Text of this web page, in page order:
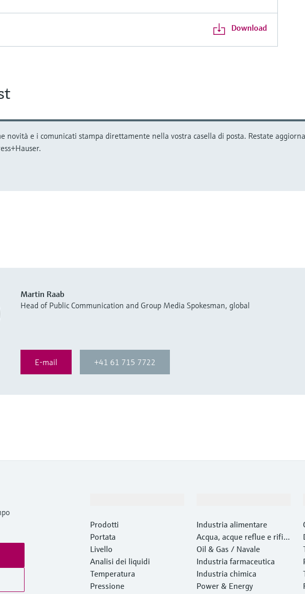
Download
novità e i comunicati stampa direttamente nella vostra casella di posta. Restate
Martin Raab
Head of Public Communication and Group Media Spokesman, global
E-mail +41 61 715 7722
Prodotti
Portata
Livello
Analisi dei liquidi
Temperatura
Pressione
Industria alimentare
Acqua, acque reflue e rifiut
iOil & Gas / Navale
Industria farmaceutica
Industria chimica
Power & Energy